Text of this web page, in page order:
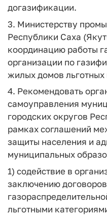
догазификации.
3. Министерству
Республики Саха
координацию работы
организации по
жилых домов льготных
4. Рекомендовать
самоуправления
городских округов
рамках соглашений
защиты населения и
муниципальных
1) содействие в
заключению
льготными